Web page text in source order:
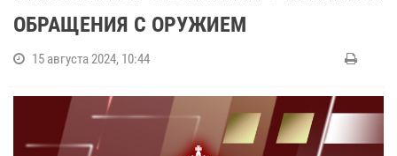
ОБРАЩЕНИЯ С ОРУЖИЕМ
15 августа 2024, 10:44